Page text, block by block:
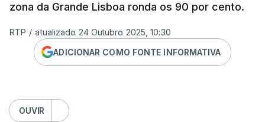
zona da Grande Lisboa ronda os 90 por cento.
RTP / atualizado 24 Outubro 2025, 10:30
ADICIONAR COMO FONTE INFORMATIVA
OUVIR